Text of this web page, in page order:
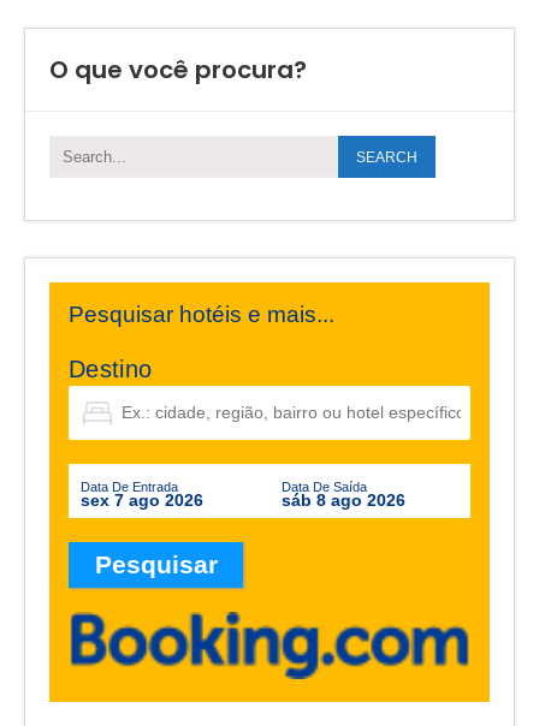
O que você procura?
Pesquisar hotéis e mais...
Destino
Data De Entrada
sex 7 ago 2026
Data De Saída
sáb 8 ago 2026